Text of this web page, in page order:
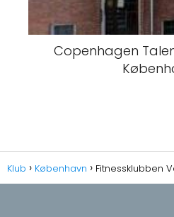
Copenhagen
Klub København Fitnessklubben